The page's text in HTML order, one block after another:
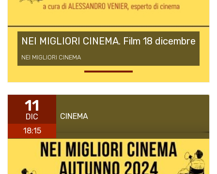
NEI MIGLIORI CINEMA. Film 18 dicembre
NEI MIGLIORI CINEMA
11
DIC
18:15
CINEMA